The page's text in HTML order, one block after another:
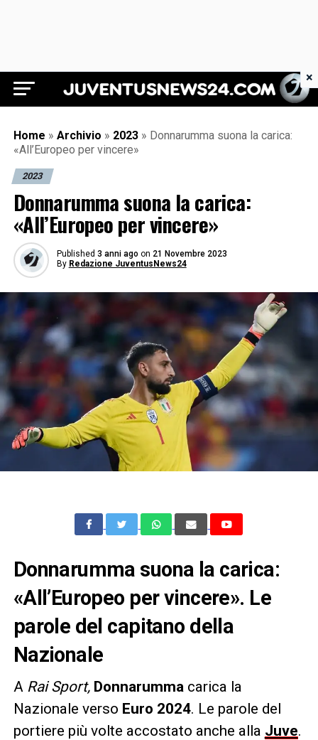
Juventus News 24
Home » Archivio » 2023 » Donnarumma suona la carica:
«All’Europeo per vincere»
2023
Donnarumma suona la carica:
«All’Europeo per vincere»
Published 3 anni ago on 21 Novembre 2023
By Redazione JuventusNews24
Donnarumma suona la carica:
«All’Europeo per vincere». Le
parole del capitano della
Nazionale
ARai Sport, Donnarumma carica la
Nazionale verso Euro 2024. Le parole del
portiere più volte accostato anche alla Juve.
×